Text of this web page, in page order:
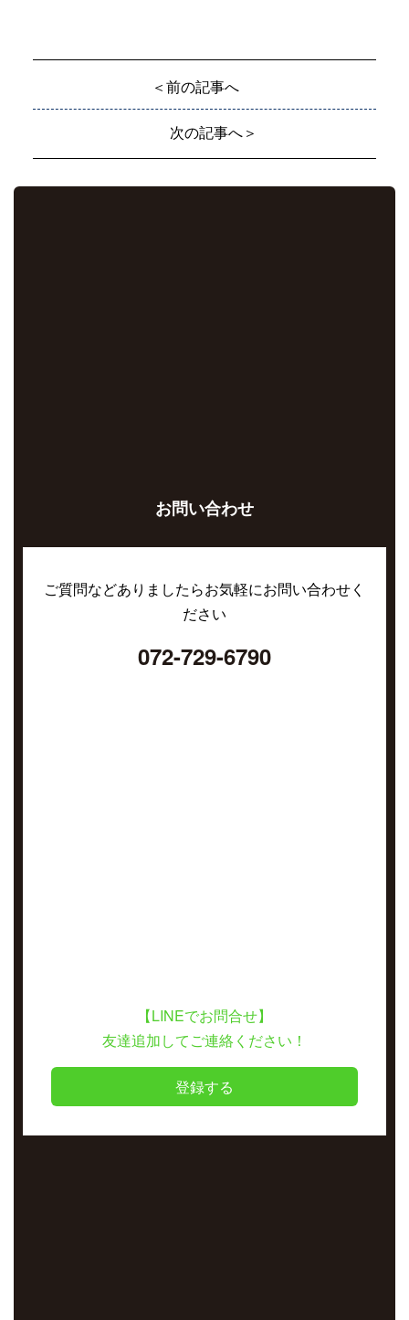
＜前の記事へ
次の記事へ＞
お問い合わせ
ご質問などありましたらお気軽にお問い合わせく
ださい
072-729-6790
【LINEでお問合せ】
友達追加してご連絡ください！
登録する